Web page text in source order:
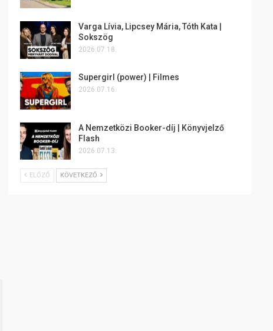
Varga Lívia, Lipcsey Mária, Tóth Kata |
Sokszög
2026.07.18.
Supergirl (power) | Filmes
2026.07.16.
A Nemzetközi Booker-díj | Könyvjelző
Flash
2026.07.13.
ELŐZŐ KÖVETKEZŐ